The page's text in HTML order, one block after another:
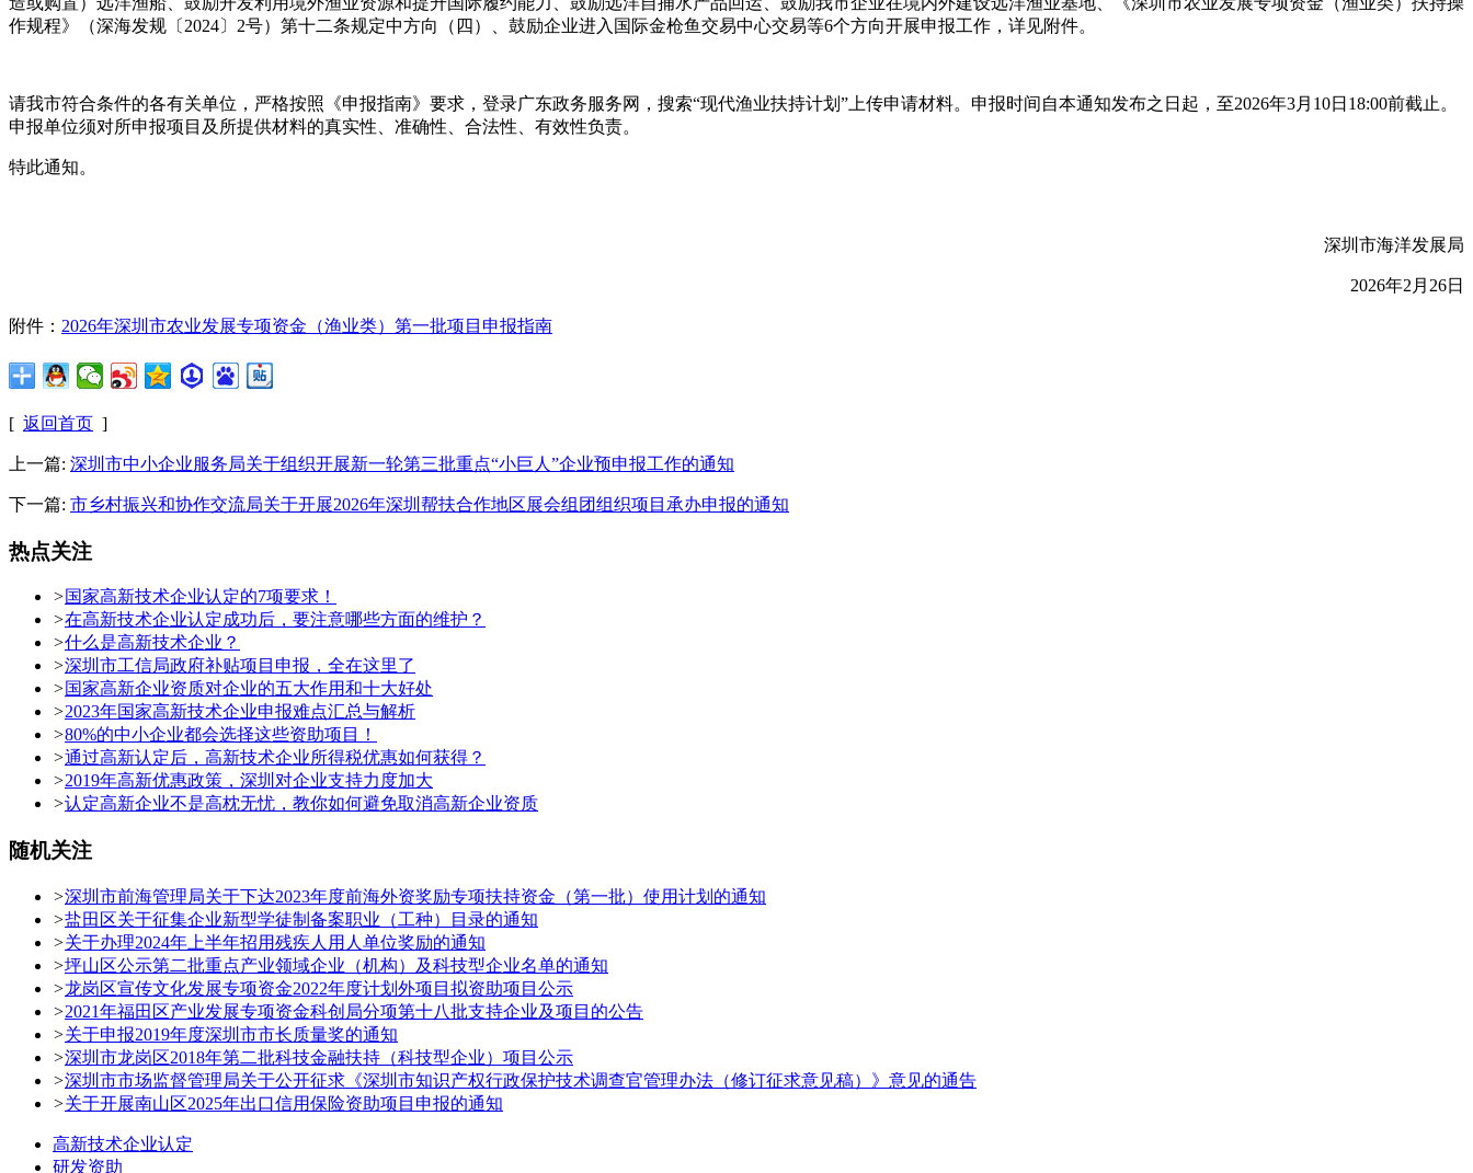
作规程》（深海发规〔2024〕2号）第十二条规定中方向（四）、鼓励企业进入国际金枪鱼交易中心交易等6个方向开展申报工作，详见附件。
请我市符合条件的各有关单位，严格按照《申报指南》要求，登录广东政务服务网，搜索“现代渔业扶持计划”上传申请材料。申报时间自本通知发布之日起，至2026年3月10日18:00前截止。
申报单位须对所申报项目及所提供材料的真实性、准确性、合法性、有效性负责。
特此通知。
深圳市海洋发展局
2026年2月26日
附件： 2026年深圳市农业发展专项资金（渔业类）第一批项目申报指南
[ 返回首页 ]
上一篇: 深圳市中小企业服务局关于组织开展新一轮第三批重点“小巨人”企业预申报工作的通知
下一篇: 市乡村振兴和协作交流局关于开展2026年深圳帮扶合作地区展会组团组织项目承办申报的通知
热点关注
>国家高新技术企业认定的7项要求！
>在高新技术企业认定成功后，要注意哪些方面的维护？
>什么是高新技术企业？
>深圳市工信局政府补贴项目申报，全在这里了
>国家高新企业资质对企业的五大作用和十大好处
>2023年国家高新技术企业申报难点汇总与解析
>80%的中小企业都会选择这些资助项目！
>通过高新认定后，高新技术企业所得税优惠如何获得？
>2019年高新优惠政策，深圳对企业支持力度加大
>认定高新企业不是高枕无忧，教你如何避免取消高新企业资质
随机关注
>深圳市前海管理局关于下达2023年度前海外资奖励专项扶持资金（第一批）使用计划的通知
>盐田区关于征集企业新型学徒制备案职业（工种）目录的通知
>关于办理2024年上半年招用残疾人用人单位奖励的通知
>坪山区公示第二批重点产业领域企业（机构）及科技型企业名单的通知
>龙岗区宣传文化发展专项资金2022年度计划外项目拟资助项目公示
>2021年福田区产业发展专项资金科创局分项第十八批支持企业及项目的公告
>关于申报2019年度深圳市市长质量奖的通知
>深圳市龙岗区2018年第二批科技金融扶持（科技型企业）项目公示
>深圳市市场监督管理局关于公开征求《深圳市知识产权行政保护技术调查官管理办法（修订征求意见稿）》意见的通告
>关于开展南山区2025年出口信用保险资助项目申报的通知
高新技术企业认定
研发资助